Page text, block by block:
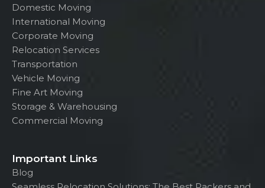
Domestic Moving
International Moving
Corporate Moving
Relocation Services
Transportation
Vehicle Moving
Fine Art Moving
Storage & Warehousing
Commercial Moving
Important Links
Blog